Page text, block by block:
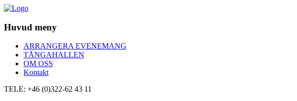
Huvud meny
ARRANGERA EVENEMANG
TÅNGAHALLEN
OM OSS
Kontakt
TELE: +46 (0)322-62 43 11